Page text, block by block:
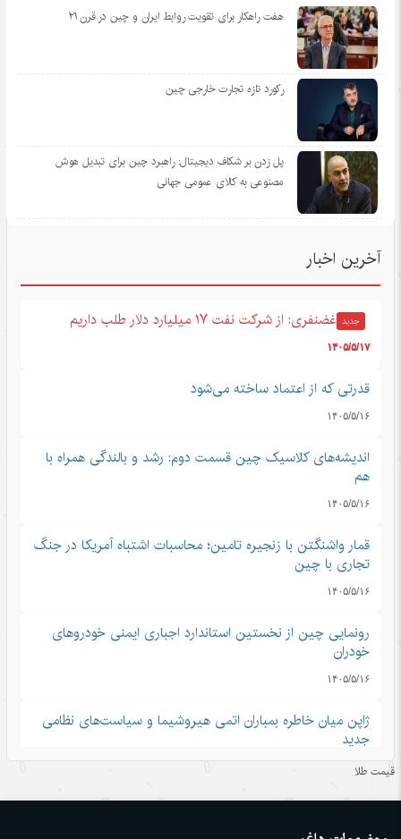
هفت راهکار برای تقویت روابط ایران و چین در قرن ۲۱
رکورد تازه تجارت خارجی چین
پل زدن بر شکاف دیجیتال: راهبرد چین برای تبدیل هوش
مصنوعی به کالای عمومی جهانی
آخرین اخبار
جدید غضنفری: از شرکت نفت ۱۷ میلیارد دلار طلب داریم
۱۴۰۵/۵/۱۷
قدرتی که از اعتماد ساخته می‌شود
۱۴۰۵/۵/۱۶
اندیشه‌های کلاسیک چین قسمت دوم: رشد و بالندگی همراه با
هم
۱۴۰۵/۵/۱۶
قمار واشنگتن با زنجیره تامین؛ محاسبات اشتباه آمریکا در جنگ
تجاری با چین
۱۴۰۵/۵/۱۶
رونمایی چین از نخستین استاندارد اجباری ایمنی خودروهای
خودران
۱۴۰۵/۵/۱۶
ژاپن میان خاطره بمباران اتمی هیروشیما و سیاست‌های نظامی
جدید
۱۴۰۵/۵/۱۶
نگاهی به رشد اقتصاد چین در سایه تنش‌های ایران و آمریکا
۱۴۰۵/۵/۱۶
قیمت طلا